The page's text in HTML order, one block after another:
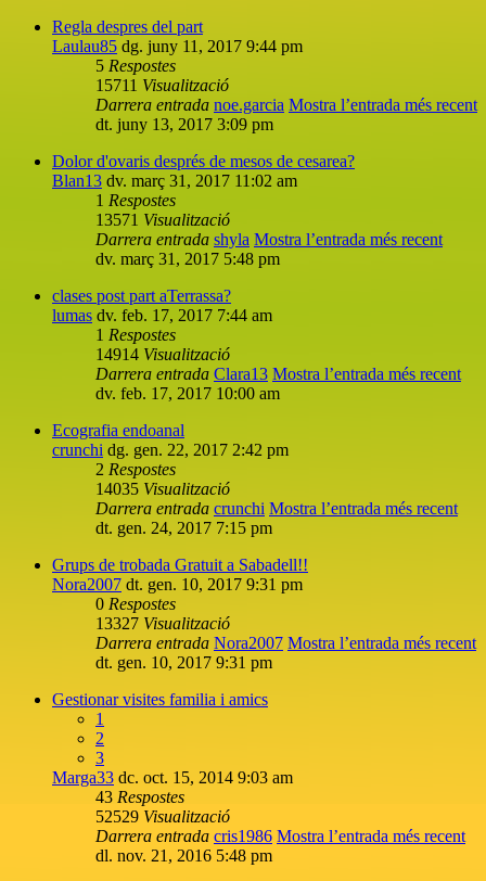
Regla despres del part
Laulau85 dg. juny 11, 2017 9:44 pm
5 Respostes
15711 Visualització
Darrera entrada noe.garcia Mostra l’entrada més recent
dt. juny 13, 2017 3:09 pm
Dolor d'ovaris després de mesos de cesarea?
Blan13 dv. març 31, 2017 11:02 am
1 Respostes
13571 Visualització
Darrera entrada shyla Mostra l’entrada més recent
dv. març 31, 2017 5:48 pm
clases post part aTerrassa?
lumas dv. feb. 17, 2017 7:44 am
1 Respostes
14914 Visualització
Darrera entrada Clara13 Mostra l’entrada més recent
dv. feb. 17, 2017 10:00 am
Ecografia endoanal
crunchi dg. gen. 22, 2017 2:42 pm
2 Respostes
14035 Visualització
Darrera entrada crunchi Mostra l’entrada més recent
dt. gen. 24, 2017 7:15 pm
Grups de trobada Gratuit a Sabadell!!
Nora2007 dt. gen. 10, 2017 9:31 pm
0 Respostes
13327 Visualització
Darrera entrada Nora2007 Mostra l’entrada més recent
dt. gen. 10, 2017 9:31 pm
Gestionar visites familia i amics
1
2
3
Marga33 dc. oct. 15, 2014 9:03 am
43 Respostes
52529 Visualització
Darrera entrada cris1986 Mostra l’entrada més recent
dl. nov. 21, 2016 5:48 pm